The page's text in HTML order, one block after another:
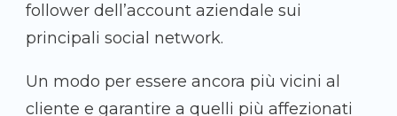
follower dell’account aziendale sui
principali social network.
Un modo per essere ancora più vicini al
cliente e garantire a quelli più affezionati